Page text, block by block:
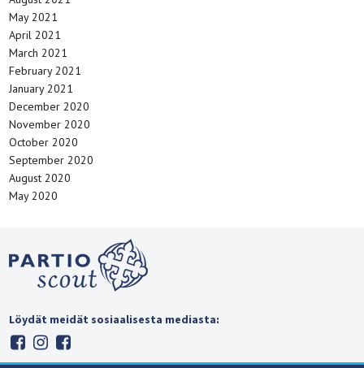
May 2021
April 2021
March 2021
February 2021
January 2021
December 2020
November 2020
October 2020
September 2020
August 2020
May 2020
Löydät meidät sosiaalisesta mediasta: